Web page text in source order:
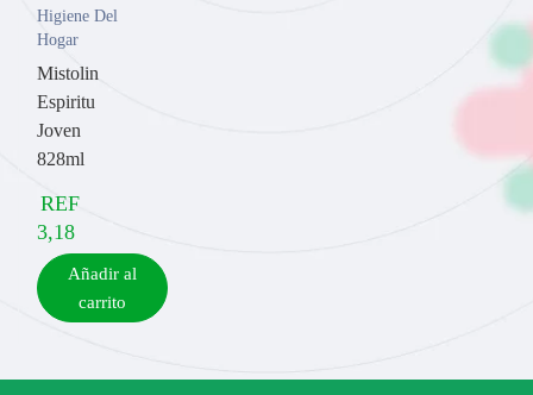
Higiene Del
Hogar
Mistolin
Espiritu
Joven
828ml
REF
3,18
Añadir al
carrito